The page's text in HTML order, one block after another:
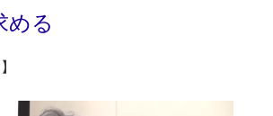
める